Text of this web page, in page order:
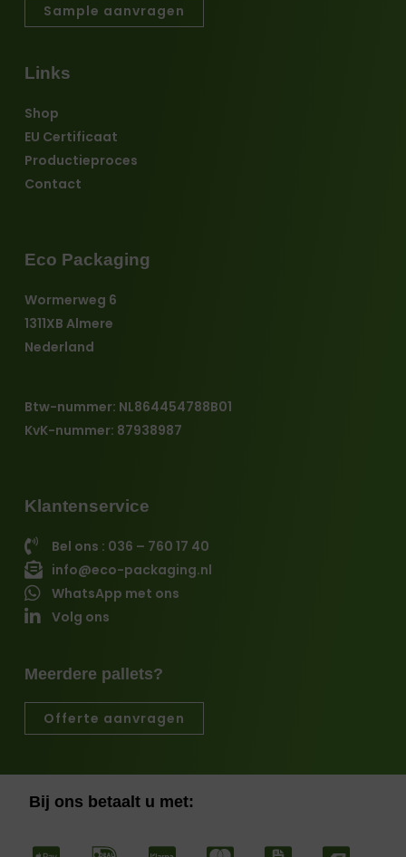
Klantenservice
Bel ons : 036 – 760 17 40
info@eco-packaging.nl
WhatsApp met ons
Volg ons
Meerdere pallets?
Offerte aanvragen
Eco Packaging
Wormerweg 6
1311XB Almere
Nederland
Btw-nummer: NL864454788B01
KvK-nummer: 87938987
Links
Shop
EU Certificaat
Productieproces
Contact
Sample aanvragen
Bij ons betaalt u met: